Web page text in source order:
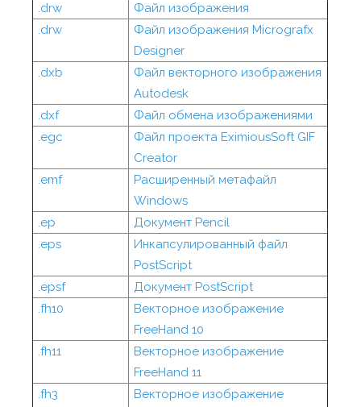
.drw
Файл изображения
.drw
Файл изображения Micrografx
Designer
.dxb
Файл векторного изображения
Autodesk
.dxf
Файл обмена изображениями
.egc
Файл проекта EximiousSoft GIF
Creator
.emf
Расширенный метафайл
Windows
.ep
Документ Pencil
.eps
Инкапсулированный файл
PostScript
.epsf
Документ PostScript
.fh10
Векторное изображение
FreeHand 10
.fh11
Векторное изображение
FreeHand 11
.fh3
Векторное изображение